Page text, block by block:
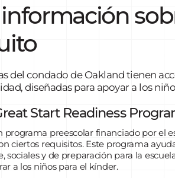
del condado de Oakland tienen
diseñadas para apoyar a los
Start Readiness
programa preescolar financiado por el
ciertos requisitos. Este programa
sociales y de preparación para la
a los niños para el kínder.